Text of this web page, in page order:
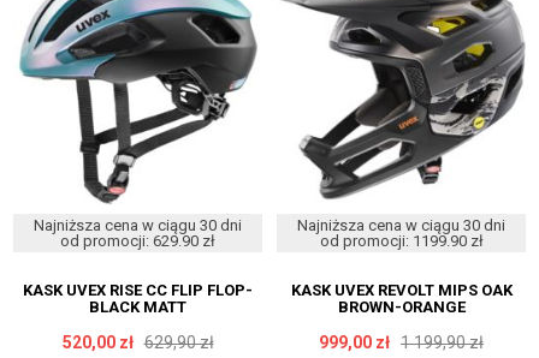
Najniższa cena w ciągu 30 dni
od promocji: 629.90 zł
KASK UVEX RISE CC FLIP FLOP-
BLACK MATT
520,00 zł 629,90 zł
Najniższa cena w ciągu 30 dni
od promocji: 1199.90 zł
KASK UVEX REVOLT MIPS OAK
BROWN-ORANGE
999,00 zł 1 199,90 zł